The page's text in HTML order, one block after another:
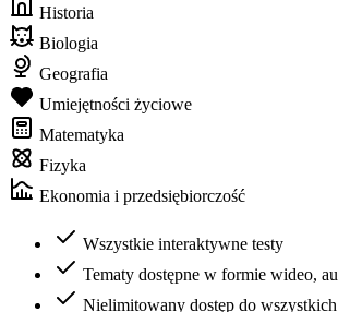
Historia
Biologia
Geografia
Umiejętności życiowe
Matematyka
Fizyka
Ekonomia i przedsiębiorczość
Wszystkie interaktywne testy
Tematy dostępne w formie wideo,
Nielimitowany dostęp do